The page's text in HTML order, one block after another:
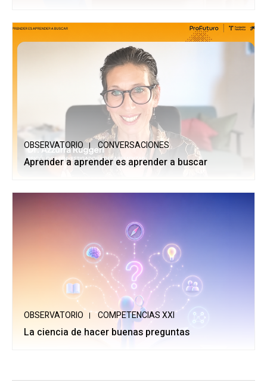
OBSERVATORIO CONVERSACIONES
Aprender a aprender es aprender a buscar
OBSERVATORIO COMPETENCIAS XXI
La ciencia de hacer buenas preguntas